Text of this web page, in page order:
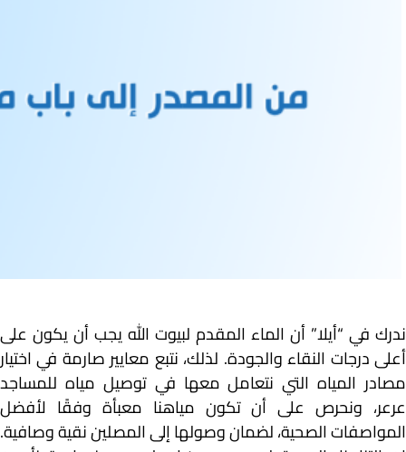
ندرك في “أيلا” أن الماء المقدم لبيوت الله يجب أن يكون على
أعلى درجات النقاء والجودة. لذلك، نتبع معايير صارمة في اختيار
مصادر المياه التي نتعامل معها في توصيل مياه للمساجد
عرعر، ونحرص على أن تكون مياهنا معبأة وفقًا لأفضل
المواصفات الصحية، لضمان وصولها إلى المصلين نقية وصافية.